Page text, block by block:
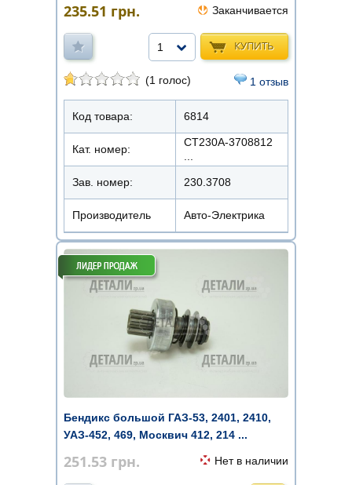
235.51 грн. Заканчивается
КУПИТЬ
1
(1 голос) 1 отзыв
Код товара: 6814
Кат. номер:
СТ230А-3708812
Зав. номер: 230.3708
Производитель Авто-Электрика
Бендикс большой ГАЗ-53, 2401, 2410,
УАЗ-452, 469, Москвич 412, 214 ...
251.53 грн. Нет в наличии